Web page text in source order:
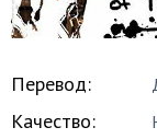
Перевод:
Качество: